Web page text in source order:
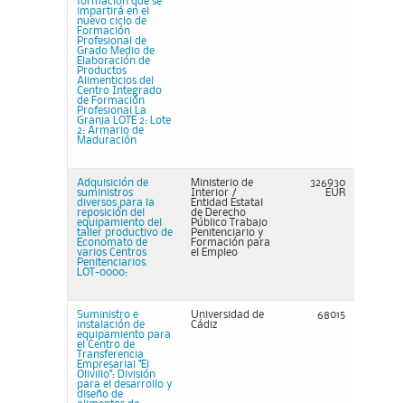
impartirá en el
nuevo ciclo de
Formación
Profesional de
Grado Medio de
Elaboración de
Productos
Alimenticios del
Centro Integrado
de Formación
Profesional La
Granja LOTE 2: Lote
2: Armario de
Maduración
Adquisición de
suministros
diversos para la
reposición del
equipamiento del
taller productivo de
Economato de
varios Centros
Penitenciarios.
LOT-0000:
Ministerio de
Interior /
Entidad Estatal
de Derecho
Público Trabajo
Penitenciario y
Formación para
el Empleo
326930
EUR
Suministro e
instalación de
equipamiento para
el Centro de
Transferencia
Empresarial "El
Olivillo": División
para el desarrollo y
diseño de
Universidad de
Cádiz
68015